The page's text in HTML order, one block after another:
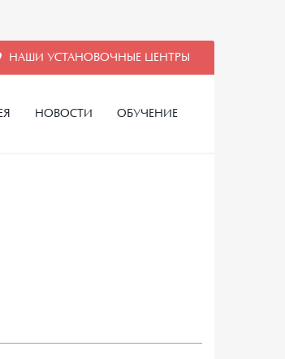
НАШИ УСТАНОВОЧНЫЕ ЦЕНТРЫ
НОВОСТИ ОБУЧЕНИЕ